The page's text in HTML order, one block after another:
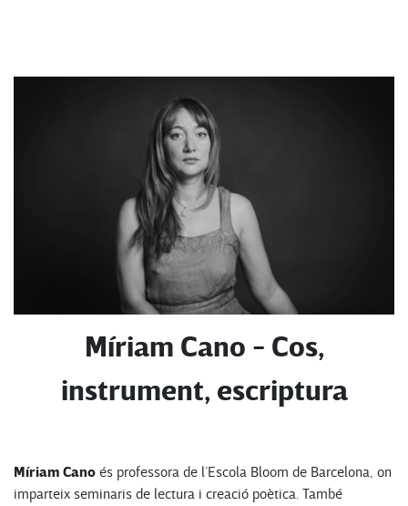
Míriam Cano - Cos,
instrument, escriptura
Míriam Cano és professora de l’Escola Bloom de Barcelona, on
imparteix seminaris de lectura i creació poètica. També